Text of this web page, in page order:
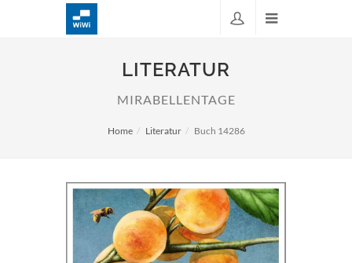
LITERATUR
MIRABELLENTAGE
Home Literatur Buch 14286